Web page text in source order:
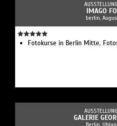
IMAGO
berlin,
Fotokurse in Berlin Mitte,
GALERIE
Berlin,